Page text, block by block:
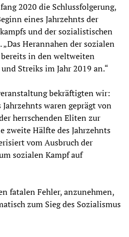
2020 die Schlussfolgerung,
eines Jahrzehnts der
und der sozialistischen
Herannahen der sozialen
in den weltweiten
Streiks im Jahr 2019 an.“
bekräftigten wir:
Jahrzehnts waren geprägt von
herrschenden Eliten zur
Hälfte des Jahrzehnts
vom Ausbruch der
sozialen Kampf auf
fatalen Fehler, anzunehmen,
zum Sieg des Sozialismus